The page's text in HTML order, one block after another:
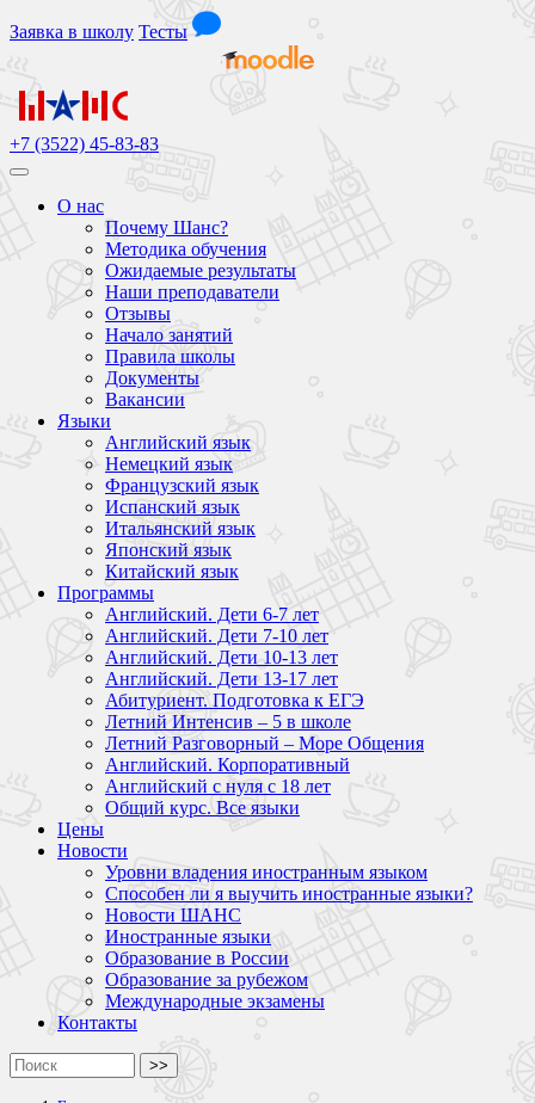
Заявка в школу Тесты
+7 (3522) 45-83-83
О нас
Почему Шанс?
Методика обучения
Ожидаемые результаты
Наши преподаватели
Отзывы
Начало занятий
Правила школы
Документы
Вакансии
Языки
Английский язык
Немецкий язык
Французский язык
Испанский язык
Итальянский язык
Японский язык
Китайский язык
Программы
Английский. Дети 6-7 лет
Английский. Дети 7-10 лет
Английский. Дети 10-13 лет
Английский. Дети 13-17 лет
Абитуриент. Подготовка к ЕГЭ
Летний Интенсив – 5 в школе
Летний Разговорный – Море Общения
Английский. Корпоративный
Английский с нуля с 18 лет
Общий курс. Все языки
Цены
Новости
Уровни владения иностранным языком
Способен ли я выучить иностранные языки?
Новости ШАНС
Иностранные языки
Образование в России
Образование за рубежом
Международные экзамены
Контакты
>>